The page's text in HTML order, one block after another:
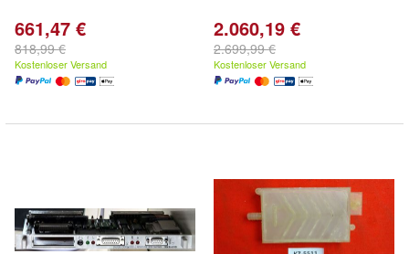
661,47 €
818,99 €
Kostenloser Versand
2.060,19 €
2.699,99 €
Kostenloser Versand